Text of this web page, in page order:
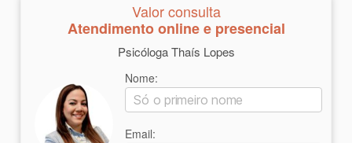
Valor consulta
Atendimento online e presencial
Psicóloga Thaís Lopes
Nome:
Email: